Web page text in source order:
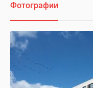
Фотографии